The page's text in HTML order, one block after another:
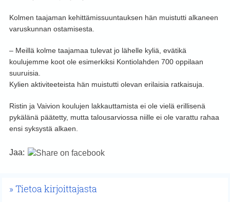
Kolmen taajaman kehittämissuuntauksen hän muistutti alkaneen
varuskunnan ostamisesta.
– Meillä kolme taajamaa tulevat jo lähelle kyliä, evätikä
koulujemme koot ole esimerkiksi Kontiolahden 700 oppilaan
suuruisia.
Kylien aktiviteeteista hän muistutti olevan erilaisia ratkaisuja.
Ristin ja Vaivion koulujen lakkauttamista ei ole vielä erillisenä
pykälänä päätetty, mutta talousarviossa niille ei ole varattu rahaa
ensi syksystä alkaen.
Jaa:
Tietoa kirjoittajasta